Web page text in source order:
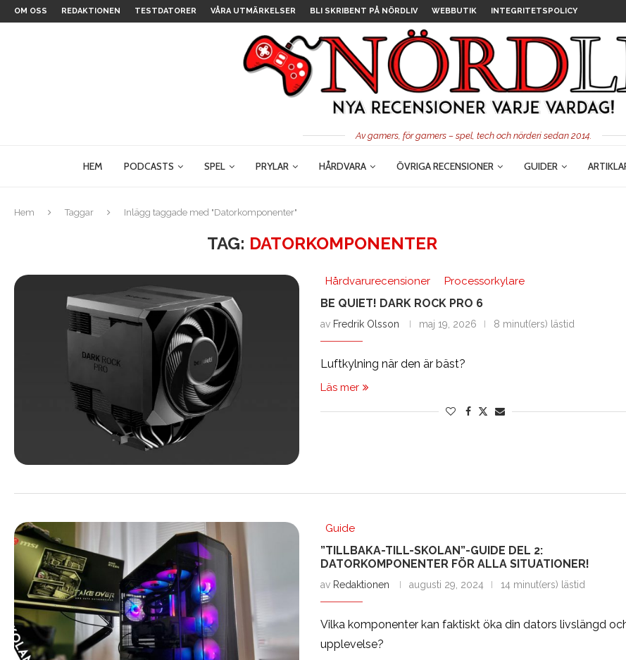
OM OSS REDAKTIONEN TESTDATORER VÅRA UTMÄRKELSER BLI SKRIBENT PÅ NÖRDLIV WEBBUTIK INTEGRITETSPOLICY
Av gamers, för gamers – spel, tech och nörderi sedan 2014.
HEM PODCASTS SPEL PRYLAR HÅRDVARA ÖVRIGA RECENSIONER GUIDER
Hem Taggar Inlägg taggade med "Datorkomponenter"
TAG: DATORKOMPONENTER
Hårdvarurecensioner Processorkylare
BE QUIET! DARK ROCK PRO 6
av Fredrik Olsson maj 19, 2026 8 minut(ers) lästid
Luftkylning när den är bäst?
Läs mer
Guide
”TILLBAKA-TILL-SKOLAN”-GUIDE DEL 2:
DATORKOMPONENTER FÖR ALLA SITUATIONER!
av Redaktionen augusti 29, 2024 14 minut(ers) lästid
Vilka komponenter kan faktiskt öka din dators livslängd
upplevelse?